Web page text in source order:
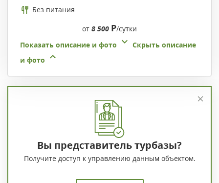
Без питания
от 8 500 Р/сутки
Показать описание и фото
Скрыть описание
и фото
Вы представитель турбазы?
Получите доступ к управлению данным объектом.